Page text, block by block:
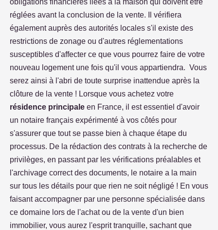
obligations financières liées à la maison qui doivent être
réglées avant la conclusion de la vente. Il vérifiera
également auprès des autorités locales s'il existe des
restrictions de zonage ou d'autres réglementations
susceptibles d'affecter ce que vous pourrez faire de votre
nouveau logement une fois qu'il vous appartiendra. Vous
serez ainsi à l'abri de toute surprise inattendue après la
clôture de la vente ! Lorsque vous achetez votre
résidence principale en France, il est essentiel d'avoir
un notaire français expérimenté à vos côtés pour
s'assurer que tout se passe bien à chaque étape du
processus. De la rédaction des contrats à la recherche de
privilèges, en passant par les vérifications préalables et
l'archivage correct des documents, le notaire a la main
sur tous les détails pour que rien ne soit négligé ! En vous
faisant accompagner par une personne spécialisée dans
ce domaine lors de l'achat ou de la vente d'un bien
immobilier, vous aurez l'esprit tranquille, sachant que